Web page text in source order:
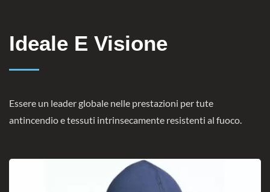
Ideale E Visione
Essere un leader globale nelle prestazioni per tute
antincendio e tessuti intrinsecamente resistenti al fuoco.